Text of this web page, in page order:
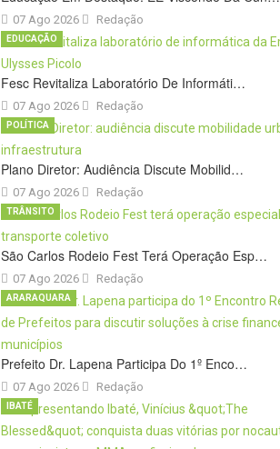
07 Ago 2026 Redação
Fesc Revitaliza Laboratório De Informáti…
07 Ago 2026
EDUCAÇÃO
Redação
Plano Diretor: Audiência Discute Mobilid…
07 Ago 2026
POLÍTICA
Redação
São Carlos Rodeio Fest Terá Operação Esp…
07 Ago 2026
TRÂNSITO
Redação
Prefeito Dr. Lapena Participa Do 1º Enco…
07 Ago 2026
ARARAQUARA
Redação
IBATÉ